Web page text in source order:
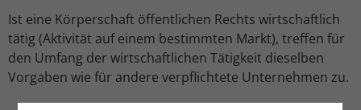
Ist eine Körperschaft öffentlichen Rechts wirtschaftlich
tätig (Aktivität auf einem bestimmten Markt), treffen für
den Umfang der wirtschaftlichen Tätigkeit dieselben
Vorgaben wie für andere verpflichtete Unternehmen zu.